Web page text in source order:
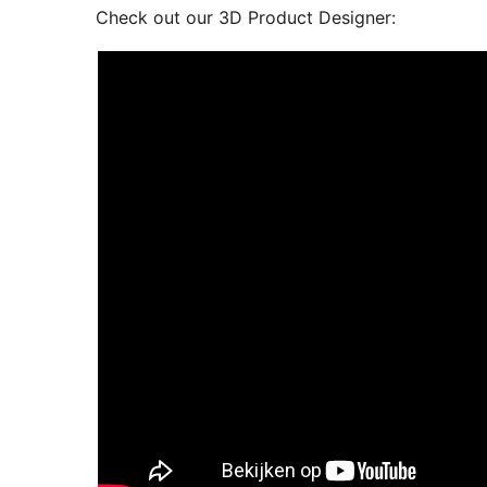
Check out our 3D Product Designer: